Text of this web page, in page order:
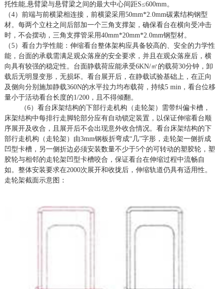
托性能,悬臂梁与悬臂梁之间的最大中心间距S≤600mm。
（4）前端与前横梁相连接，前横梁采用50mm*2.0mm碳素结构钢型
材。每两个立柱之间后部加一个三角支撑架，确保看台在横向受冲击
时，不会摆动，三角支撑管采用40mm*20mm*2.0mm钢型材。
（5）看台力学性能：伸缩看台整体架构应具备较高的、安全的力学性
能，台面的承载需满足观众落座的安全要求，并且在观众落座后，横
向具有较强的稳定性。台面静载荷应能承受6KN/㎡的载荷30分钟，卸
载后无明显变形，无损坏。 看台展开后，在静载试验基础上，在正向
及侧向分别施加静载360N的水平拉力均布载荷，持续5 min，看台位移
量小于活动看台长度的1/200，且不得倾翻。
（6）看台床架结构的下部行走机构（走轮架）需带纠偏卡槽，
床架结构中每排行走脚轮部分应有自动锁定装置，以保证伸缩看台顺
序展开及收合，且展开后不会出现意外收合情况。看台床架结构的下
部行走机构（走轮架）由3mm钢板折弯成“几”字形，走轮架一侧折成
凹型卡槽，另一侧折边必须安装数量不少于5个的可转动的塑胶轮，塑
胶轮与相邻的走轮架凹型卡槽咬合，保证看台在伸缩过程中流畅自
如。整体安装要求在2000次展开和收拢后，伸缩轨道仍具有适用性。
走轮架截面示意图：